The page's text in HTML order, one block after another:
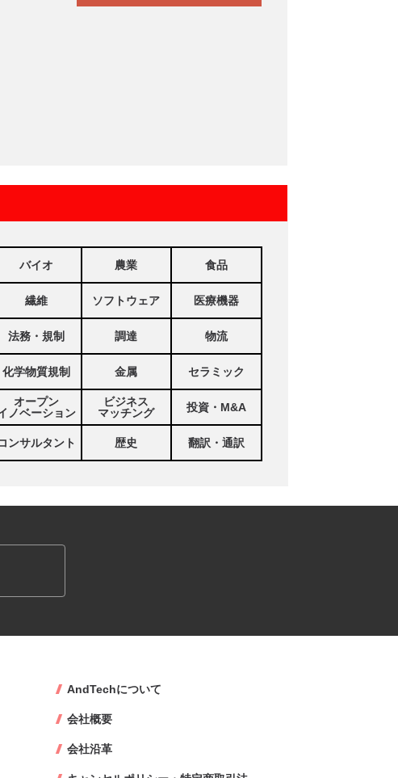
バイオ 農業 食品
繊維 ソフトウェア 医療機器
法務・規制 調達 物流
化学物質規制 金属 セラミック
オープン
ノベーション
ビジネス
マッチング
投資・M&A
ンサルタント 歴史 翻訳・通訳
AndTechについて
会社概要
会社沿革